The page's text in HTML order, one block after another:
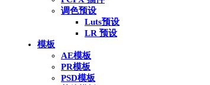
调色预设
Luts预设
LR 预设
模板
AE模板
PR模板
PSD模板